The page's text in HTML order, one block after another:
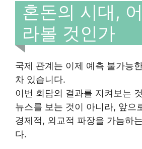
혼돈의 시대,
라볼 것인가
국제 관계는 이제 예측 불가능
차 있습니다.
이번 회담의 결과를 지켜보는
뉴스를 보는 것이 아니라, 앞으
경제적, 외교적 파장을 가늠하
다.